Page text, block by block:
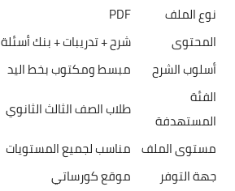
نوع الملف
PDF
المحتوى
شرح + تدريبات + بنك أسئلة
أسلوب الشرح
مبسط ومكتوب بخط اليد
الفئة
المستهدفة
طلاب الصف الثالث الثانوي
مستوى الملف مناسب لجميع المستويات
جهة التوفر
موقع كورساتي